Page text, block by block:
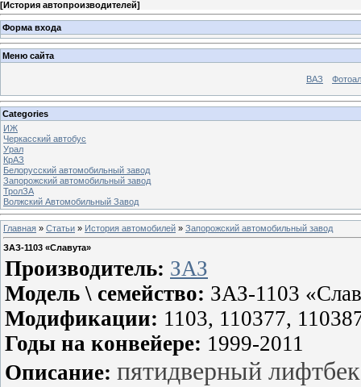
[История автопроизводителей]
Форма входа
Меню сайта
ВАЗ
Categories
ИЖ
Черкасский автобус
Урал
КрАЗ
Белорусский автомобильный завод
Запорожский автомобильный завод
ТролЗА
Волжский Автомобильный Завод
Главная » Статьи » История автомобилей » Запорожский автомобильный завод
ЗАЗ-1103 «Славута»
Производитель: ЗАЗ
Модель \ семейство: ЗАЗ-1103
Модификации: 1103, 110377,
Годы на конвейере: 1999-2011
Описание: пятидверный